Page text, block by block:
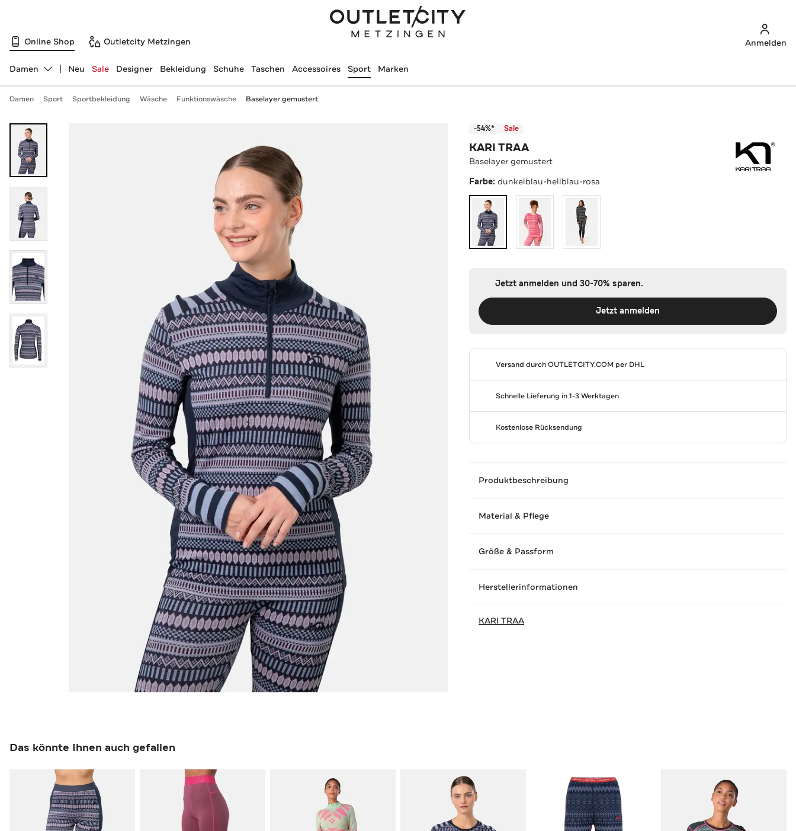
Online Shop Outletcity Metzingen Anmelden
Abteilung ändern, ausgewählt:
Damen Neu Sale Designer Bekleidung Schuhe Taschen Accessoires Sport Marken
Damen Sport Sportbekleidung Wäsche Funktionswäsche Baselayer gemustert
-54%* Sale
KARI TRAA
Baselayer gemustert
Farbe:dunkelblau-hellblau-rosa
Jetzt anmelden und 30-70% sparen.
Jetzt anmelden
Versand durchOUTLETCITY.COM per DHL
Schnelle Lieferung in 1-3 Werktagen
Kostenlose Rücksendung
Produktbeschreibung
Material & Pflege
Größe & Passform
Herstellerinformationen
KARI TRAA
Das könnte Ihnen auch gefallen